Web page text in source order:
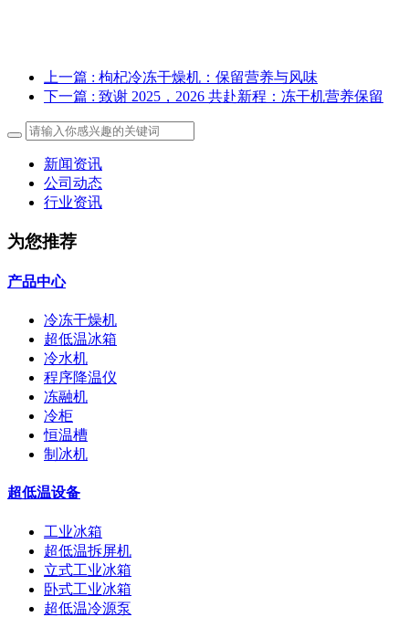
上一篇 : 枸杞冷冻干燥机：保留营养与风味
下一篇 : 致谢 2025，2026 共赴新程：冻干机营养保留
新闻资讯
公司动态
行业资讯
为您推荐
产品中心
冷冻干燥机
超低温冰箱
冷水机
程序降温仪
冻融机
冷柜
恒温槽
制冰机
超低温设备
工业冰箱
超低温拆屏机
立式工业冰箱
卧式工业冰箱
超低温冷源泵